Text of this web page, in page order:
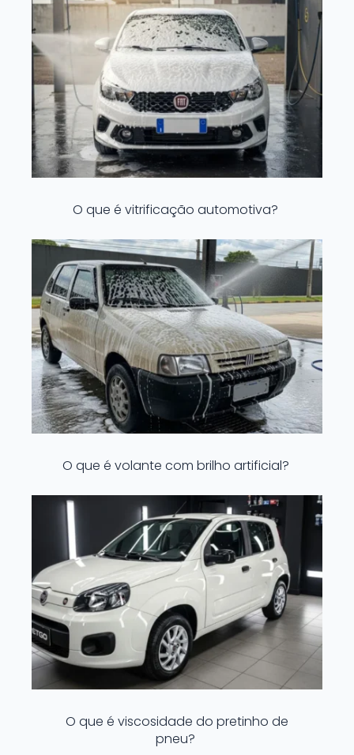
O que é vitrificação automotiva?
O que é volante com brilho artificial?
O que é viscosidade do pretinho de
pneu?